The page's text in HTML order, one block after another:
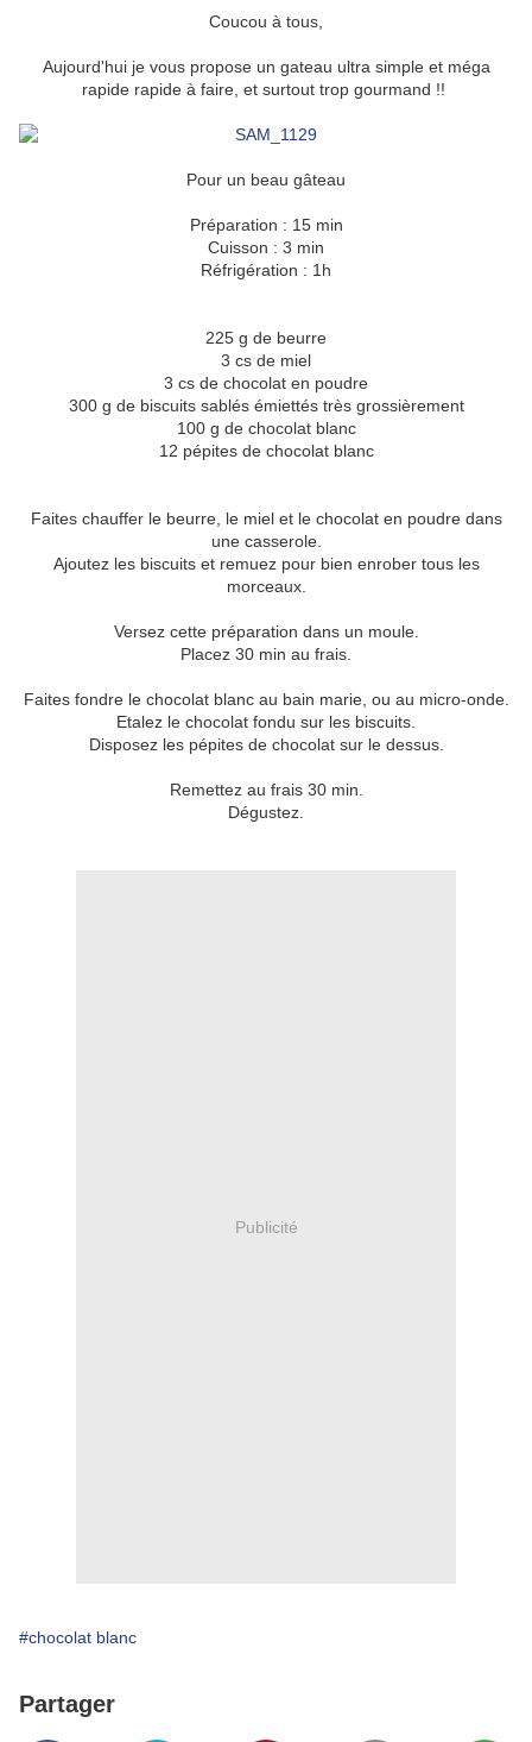
Coucou à tous,
Aujourd'hui je vous propose un gateau ultra simple et méga
rapide rapide à faire, et surtout trop gourmand !!
Pour un beau gâteau
Préparation : 15 min
Cuisson : 3 min
Réfrigération : 1h
225 g de beurre
3 cs de miel
3 cs de chocolat en poudre
300 g de biscuits sablés émiettés très grossièrement
100 g de chocolat blanc
12 pépites de chocolat blanc
Faites chauffer le beurre, le miel et le chocolat en poudre dans
une casserole.
Ajoutez les biscuits et remuez pour bien enrober tous les
morceaux.
Versez cette préparation dans un moule.
Placez 30 min au frais.
Faites fondre le chocolat blanc au bain marie, ou au micro-onde.
Etalez le chocolat fondu sur les biscuits.
Disposez les pépites de chocolat sur le dessus.
Remettez au frais 30 min.
Dégustez.
Publicité
#chocolat blanc
Partager